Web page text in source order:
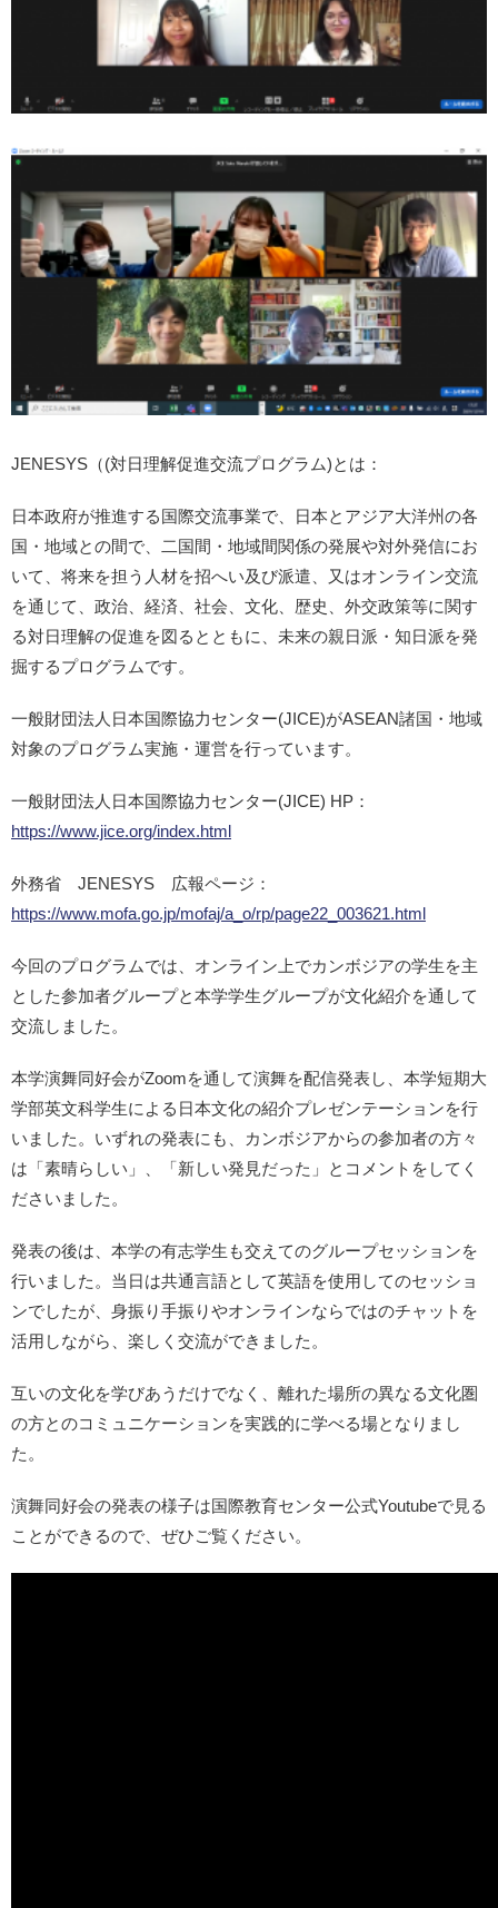
JENESYS（(対日理解促進交流プログラム)とは：
日本政府が推進する国際交流事業で、日本とアジア大洋州の各
国・地域との間で、二国間・地域間関係の発展や対外発信にお
いて、将来を担う人材を招へい及び派遣、又はオンライン交流
を通じて、政治、経済、社会、文化、歴史、外交政策等に関す
る対日理解の促進を図るとともに、未来の親日派・知日派を発
掘するプログラムです。
一般財団法人日本国際協力センター(JICE)がASEAN諸国・地域
対象のプログラム実施・運営を行っています。
一般財団法人日本国際協力センター(JICE) HP：
https://www.jice.org/index.html
外務省 JENESYS 広報ページ：
https://www.mofa.go.jp/mofaj/a_o/rp/page22_003621.html
今回のプログラムでは、オンライン上でカンボジアの学生を主
とした参加者グループと本学学生グループが文化紹介を通して
交流しました。
本学演舞同好会がZoomを通して演舞を配信発表し、本学短期大
学部英文科学生による日本文化の紹介プレゼンテーションを行
いました。いずれの発表にも、カンボジアからの参加者の方々
は「素晴らしい」、「新しい発見だった」とコメントをしてく
ださいました。
発表の後は、本学の有志学生も交えてのグループセッションを
行いました。当日は共通言語として英語を使用してのセッショ
ンでしたが、身振り手振りやオンラインならではのチャットを
活用しながら、楽しく交流ができました。
互いの文化を学びあうだけでなく、離れた場所の異なる文化圏
の方とのコミュニケーションを実践的に学べる場となりまし
た。
演舞同好会の発表の様子は国際教育センター公式Youtubeで見る
ことができるので、ぜひご覧ください。